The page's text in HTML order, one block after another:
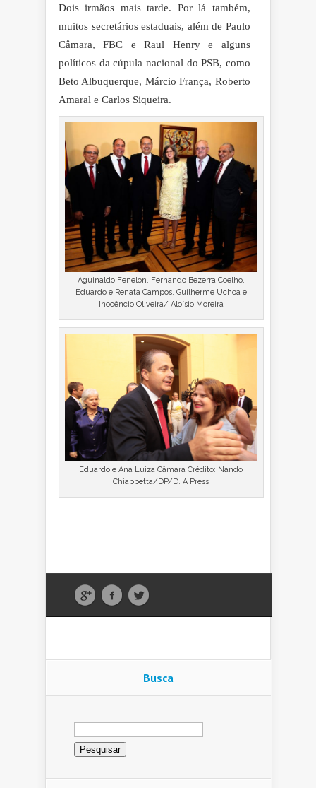
Dois irmãos mais tarde. Por lá também,
muitos secretários estaduais, além de Paulo
Câmara, FBC e Raul Henry e alguns
políticos da cúpula nacional do PSB, como
Beto Albuquerque, Márcio França, Roberto
Amaral e Carlos Siqueira.
Aguinaldo Fenelon, Fernando Bezerra Coelho,
Eduardo e Renata Campos, Guilherme Uchoa e
Inocêncio Oliveira/ Aloísio Moreira
Eduardo e Ana Luiza Câmara Crédito: Nando
Chiappetta/DP/D. A Press
Busca
Pesquisar
por: